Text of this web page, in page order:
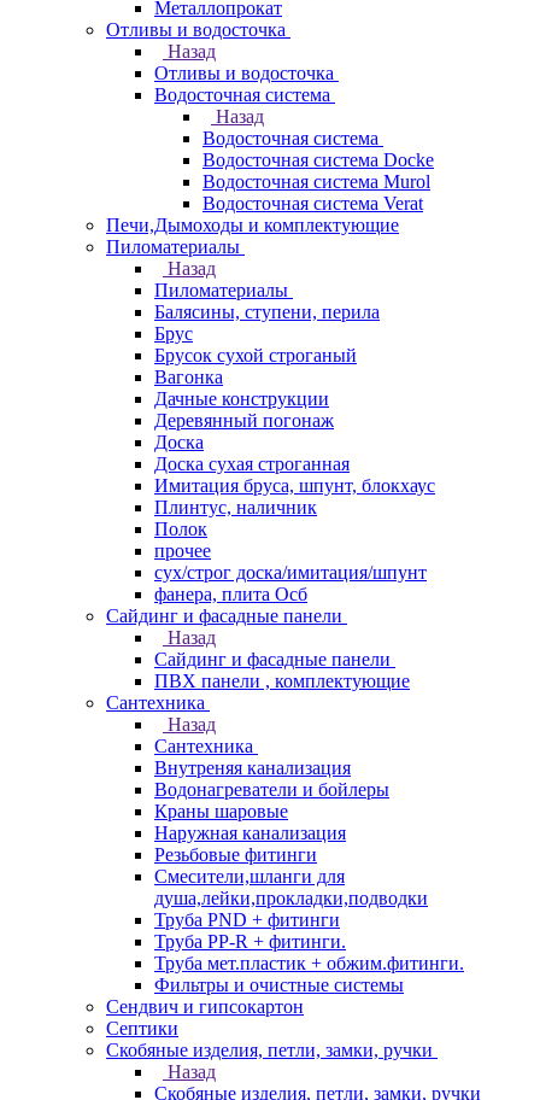
Металлопрокат
Отливы и водосточка
Назад
Отливы и водосточка
Водосточная система
Назад
Водосточная система
Водосточная система Docke
Водосточная система Murol
Водосточная система Verat
Печи,Дымоходы и комплектующие
Пиломатериалы
Назад
Пиломатериалы
Балясины, ступени, перила
Брус
Брусок сухой строганый
Вагонка
Дачные конструкции
Деревянный погонаж
Доска
Доска сухая строганная
Имитация бруса, шпунт, блокхаус
Плинтус, наличник
Полок
прочее
сух/строг доска/имитация/шпунт
фанера, плита Осб
Сайдинг и фасадные панели
Назад
Сайдинг и фасадные панели
ПВХ панели , комплектующие
Сантехника
Назад
Сантехника
Внутреняя канализация
Водонагреватели и бойлеры
Краны шаровые
Наружная канализация
Резьбовые фитинги
Смесители,шланги для
душа,лейки,прокладки,подводки
Труба PND + фитинги
Труба PP-R + фитинги.
Труба мет.пластик + обжим.фитинги.
Фильтры и очистные системы
Сендвич и гипсокартон
Септики
Скобяные изделия, петли, замки, ручки
Назад
Скобяные изделия, петли, замки, ручки